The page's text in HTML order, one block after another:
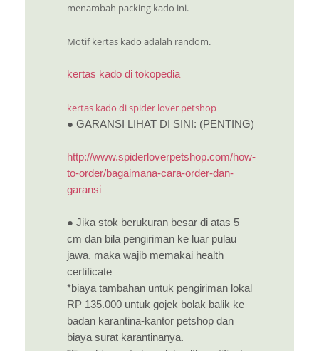
menambah packing kado ini.
Motif kertas kado adalah random.
kertas kado di tokopedia
kertas kado di spider lover petshop
● GARANSI LIHAT DI SINI: (PENTING)
http://www.spiderloverpetshop.com/how-
to-order/bagaimana-cara-order-dan-
garansi
● Jika stok berukuran besar di atas 5
cm dan bila pengiriman ke luar pulau
jawa, maka wajib memakai health
certificate
*biaya tambahan untuk pengiriman lokal
RP 135.000 untuk gojek bolak balik ke
badan karantina-kantor petshop dan
biaya surat karantinanya.